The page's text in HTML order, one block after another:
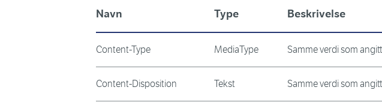
Navn Type Beskrivelse
Content-Type MediaType Samme verdi som
Content-Disposition Tekst Samme verdi som